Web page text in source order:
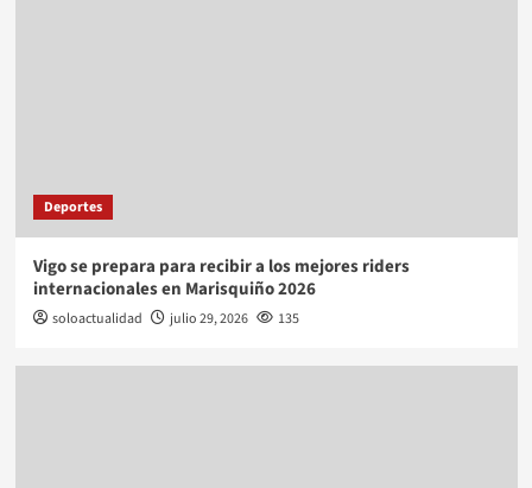
Deportes
Vigo se prepara para recibir a los mejores riders
internacionales en Marisquiño 2026
soloactualidad julio 29, 2026 135